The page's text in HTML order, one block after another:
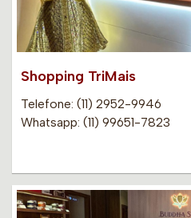
Shopping TriMais
Telefone: (11) 2952-9946
Whatsapp: (11) 99651-7823